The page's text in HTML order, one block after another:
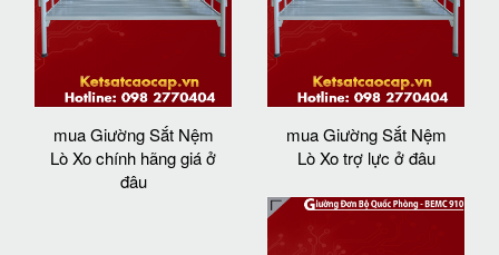
mua Giường Sắt Nệm
Lò Xo chính hãng giá ở
đâu
mua Giường Sắt Nệm
Lò Xo trợ lực ở đâu